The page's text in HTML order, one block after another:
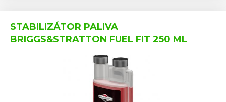
STABILIZÁTOR PALIVA
BRIGGS&STRATTON FUEL FIT 250 ML